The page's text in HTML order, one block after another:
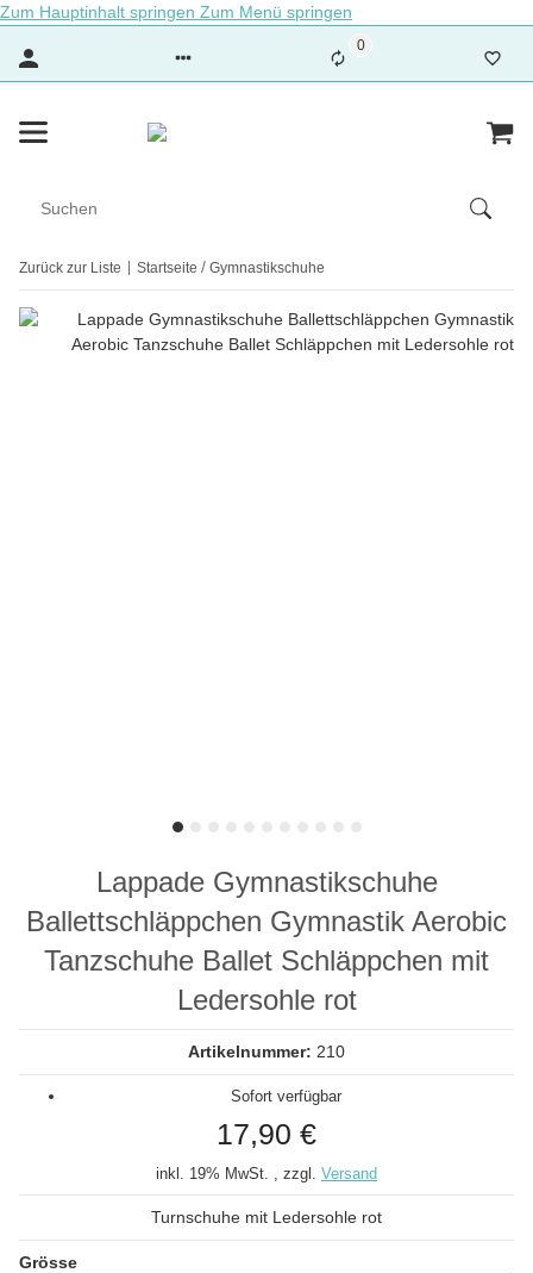
Zum Hauptinhalt springen Zum Menü springen
0
Zurück zur Liste Startseite Gymnastikschuhe
Lappade Gymnastikschuhe
Ballettschläppchen Gymnastik Aerobic
Tanzschuhe Ballet Schläppchen mit
Ledersohle rot
Artikelnummer: 210
Sofort verfügbar
17,90 €
inkl. 19% MwSt. , zzgl. Versand
Turnschuhe mit Ledersohle rot
Grösse